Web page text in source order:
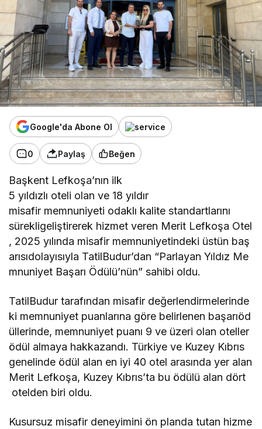
Google'da Abone Ol
0 Paylaş Beğen
Başkent Lefkoşa’nın ilk
5 yıldızlı oteli olan ve 18 yıldır
misafir memnuniyeti odaklı kalite standartlarını
sürekligeliştirerek hizmet veren Merit Lefkoşa Otel
, 2025 yılında misafir memnuniyetindeki üstün baş
arısıdolayısıyla TatilBudur’dan “Parlayan Yıldız Me
mnuniyet Başarı Ödülü’nün” sahibi oldu.
TatilBudur tarafından misafir değerlendirmelerinde
ki memnuniyet puanlarına göre belirlenen başarıöd
üllerinde, memnuniyet puanı 9 ve üzeri olan oteller
ödül almaya hakkazandı. Türkiye ve Kuzey Kıbrıs
genelinde ödül alan en iyi 40 otel arasında yer alan
Merit Lefkoşa, Kuzey Kıbrıs’ta bu ödülü alan dört
otelden biri oldu.
Kusursuz misafir deneyimini ön planda tutan hizme